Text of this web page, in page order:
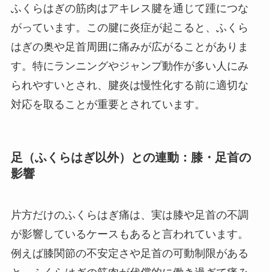
ふくらはぎの筋肉はアキレス腱を通じて踵につな
がっています。この腱に炎症が起こると、ふくら
はぎの奥や足首周囲に痛みが広がることがありま
す。特にランニングやジャンプ動作が多い人にみ
られやすいとされ、腱炎は慢性化する前に適切な
対応を取ることが重要とされています。
足（ふくらはぎ以外）との連動：膝・足首の
影響
片方だけのふくらはぎ痛は、実は膝や足首の不調
が影響しているケースもあると言われています。
例えば膝関節の不安定さや足首の可動制限がある